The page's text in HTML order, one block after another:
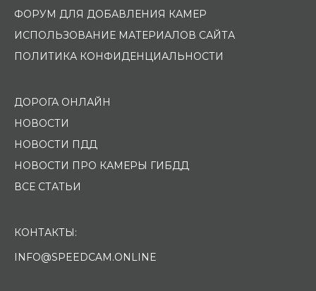
ФОРУМ ДЛЯ ДОБАВЛЕНИЯ КАМЕР
ИСПОЛЬЗОВАНИЕ МАТЕРИАЛОВ САЙТА
ПОЛИТИКА КОНФИДЕНЦИАЛЬНОСТИ
ДОРОГА ОНЛАЙН
НОВОСТИ
НОВОСТИ ПДД
НОВОСТИ ПРО КАМЕРЫ ГИБДД
ВСЕ СТАТЬИ
КОНТАКТЫ:
INFO@SPEEDCAM.ONLINE